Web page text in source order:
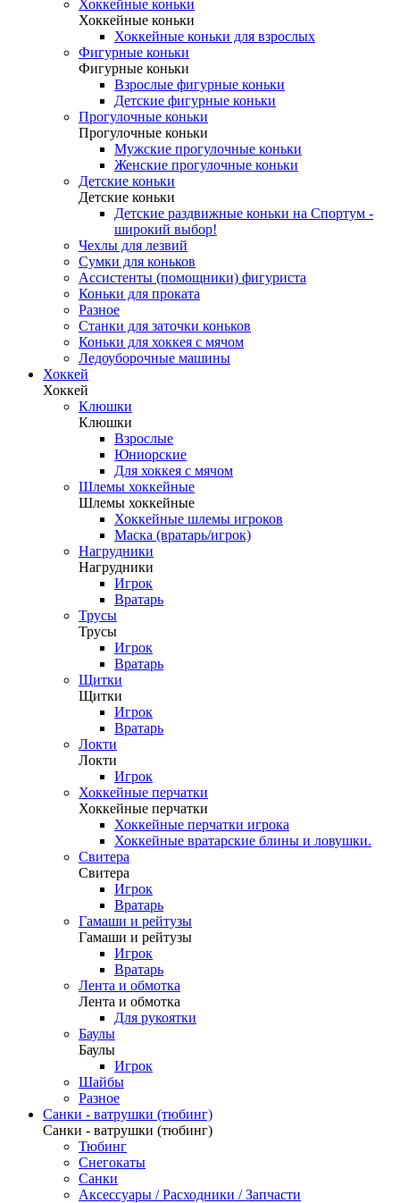
Хоккейные коньки
Хоккейные коньки
Хоккейные коньки для взрослых
Фигурные коньки
Фигурные коньки
Взрослые фигурные коньки
Детские фигурные коньки
Прогулочные коньки
Прогулочные коньки
Мужские прогулочные коньки
Женские прогулочные коньки
Детские коньки
Детские коньки
Детские раздвижные коньки на Спортум -
широкий выбор!
Чехлы для лезвий
Сумки для коньков
Ассистенты (помощники) фигуриста
Коньки для проката
Разное
Станки для заточки коньков
Коньки для хоккея с мячом
Ледоуборочные машины
Хоккей
Хоккей
Клюшки
Клюшки
Взрослые
Юниорские
Для хоккея с мячом
Шлемы хоккейные
Шлемы хоккейные
Хоккейные шлемы игроков
Маска (вратарь/игрок)
Нагрудники
Нагрудники
Игрок
Вратарь
Трусы
Трусы
Игрок
Вратарь
Щитки
Щитки
Игрок
Вратарь
Локти
Локти
Игрок
Хоккейные перчатки
Хоккейные перчатки
Хоккейные перчатки игрока
Хоккейные вратарские блины и ловушки.
Свитера
Свитера
Игрок
Вратарь
Гамаши и рейтузы
Гамаши и рейтузы
Игрок
Вратарь
Лента и обмотка
Лента и обмотка
Для рукоятки
Баулы
Баулы
Игрок
Шайбы
Разное
Санки - ватрушки (тюбинг)
Санки - ватрушки (тюбинг)
Тюбинг
Снегокаты
Санки
Аксессуары / Расходники / Запчасти